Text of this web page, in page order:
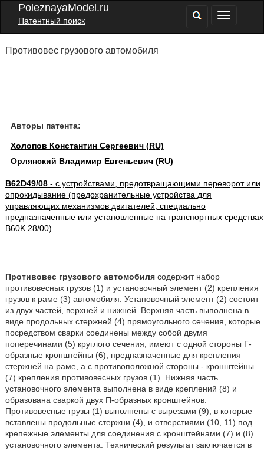
PoleznayaModel.ru
Патентный поиск
Противовес грузового автомобиля
Авторы патента:
Холопов Константин Сергеевич (RU)
Орлянский Владимир Евгеньевич (RU)
B62D49/08- с устройствами, предотвращающими переворот или
опрокидывание (предохранительные устройства для
управляющих механизмов двигателей, специально
предназначенные или установленные на транспортных средствах
B60K 28/00)
Противовес грузового автомобилясодержит набор
противовесных грузов (1) и установочный элемент (2) крепления
грузов к раме (3) автомобиля. Установочный элемент (2) состоит
из двух частей, верхней и нижней. Верхняя часть выполнена в
виде продольных стержней (4) прямоугольного сечения, которые
посредством сварки соединены между собой двумя
поперечинами (5) круглого сечения, имеют с одной стороны Г-
образные кронштейны (6), предназначенные для крепления
стержней на раме, а с противоположной стороны - кронштейны
(7) крепления противовесных грузов (1). Нижняя часть
установочного элемента выполнена в виде креплений (8) и
образована сваркой двух П-образных кронштейнов.
Противовесные грузы (1) выполнены с вырезами (9), в которые
вставлены продольные стержни (4), и отверстиями (10, 11) под
крепежные элементы для соединения с кронштейнами (7) и (8)
установочного элемента. Технический результат заключается в